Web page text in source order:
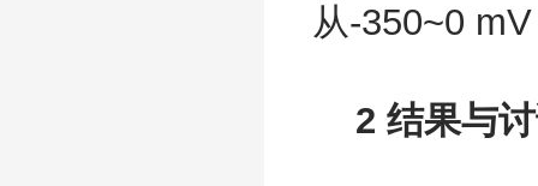
从-350~0
2 结果与